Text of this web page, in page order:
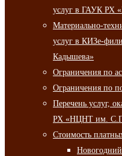
услуг в ГАУК РХ
Материально-
услуг в КИЗе-
Кадышева»
Ограничения по
Ограничения по
Перечень услуг,
РХ «НЦНТ им.
Стоимость